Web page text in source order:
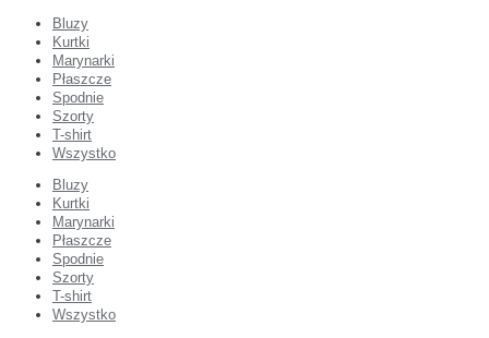
Bluzy
Kurtki
Marynarki
Płaszcze
Spodnie
Szorty
T-shirt
Wszystko
Bluzy
Kurtki
Marynarki
Płaszcze
Spodnie
Szorty
T-shirt
Wszystko